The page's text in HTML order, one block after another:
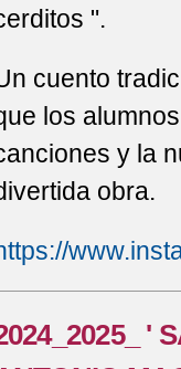
2022 NUESTRO
2022 PROGRAMAS
".
cuento
los
y la
obra.
'